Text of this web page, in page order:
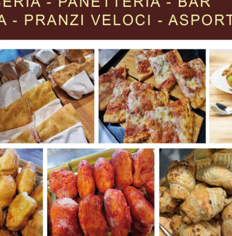
Next article
Caritas Diocesana, Venerdì 19
Novembre la cerimonia di consegna
della nuova postazione di Defibrillatore
semi-automatico esterno (DAE) in
piazza del Garigliano